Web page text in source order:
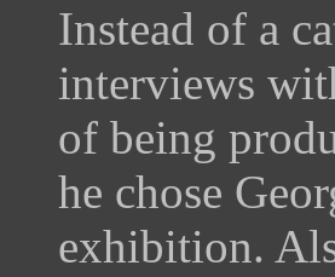
Instead of a
interviews
of being
he chose
exhibition.